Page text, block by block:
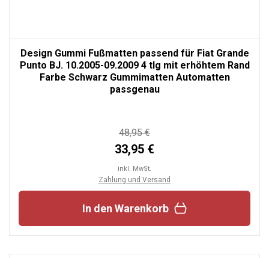
Design Gummi Fußmatten passend für Fiat Grande
Punto BJ. 10.2005-09.2009 4 tlg mit erhöhtem Rand
Farbe Schwarz Gummimatten Automatten
passgenau
48,95 €
33,95 €
inkl. MwSt.
Zahlung und Versand
In den Warenkorb